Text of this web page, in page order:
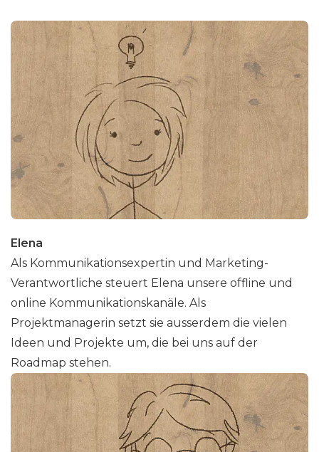
Elena
Als Kommunikationsexpertin und Marketing-
Verantwortliche steuert Elena unsere offline und
online Kommunikationskanäle. Als
Projektmanagerin setzt sie ausserdem die vielen
Ideen und Projekte um, die bei uns auf der
Roadmap stehen.